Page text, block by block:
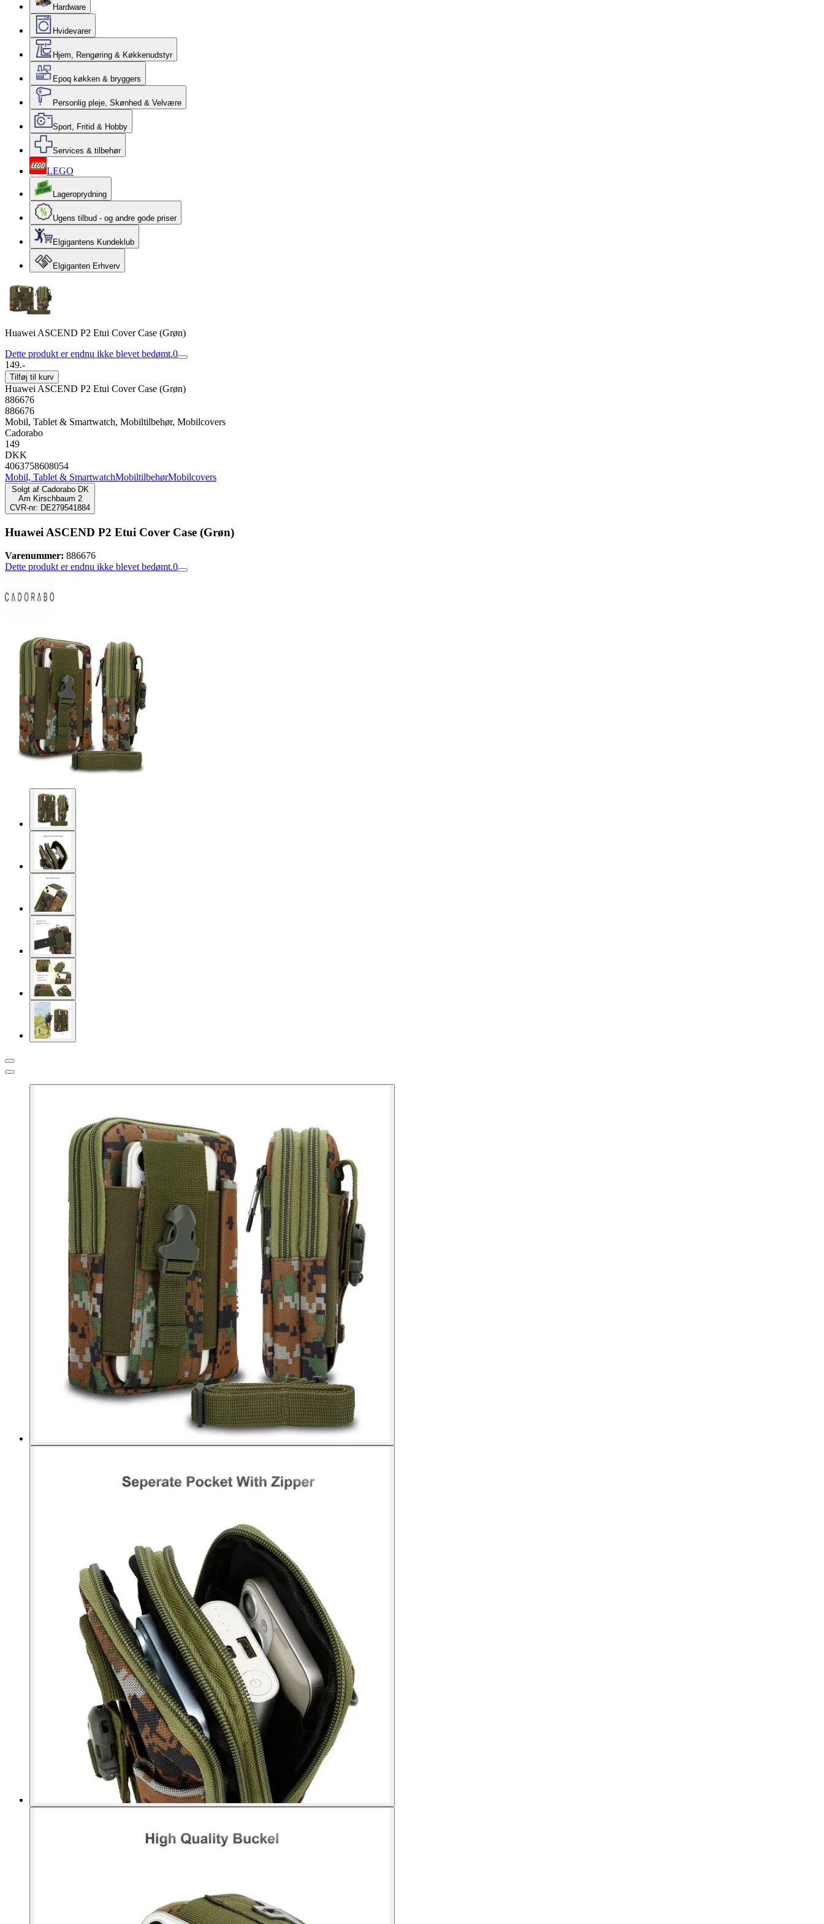
Hardware
Hvidevarer
Hjem, Rengøring & Køkkenudstyr
Epoq køkken & bryggers
Personlig pleje, Skønhed & Velvære
Sport, Fritid & Hobby
Services & tilbehør
LEGO
Lageroprydning
Ugens tilbud - og andre gode priser
Elgigantens Kundeklub
Elgiganten Erhverv
Huawei ASCEND P2 Etui Cover Case (Grøn)
Dette produkt er endnu ikke blevet bedømt.0
149.-
Tilføj til kurv
Huawei ASCEND P2 Etui Cover Case (Grøn)
886676
886676
Mobil, Tablet & Smartwatch, Mobiltilbehør, Mobilcovers
Cadorabo
149
DKK
4063758608054
Mobil, Tablet & SmartwatchMobiltilbehørMobilcovers
Solgt af Cadorabo DK
Am Kirschbaum 2
CVR-nr: DE279541884
Huawei ASCEND P2 Etui Cover Case (Grøn)
Varenummer: 886676
Dette produkt er endnu ikke blevet bedømt.0